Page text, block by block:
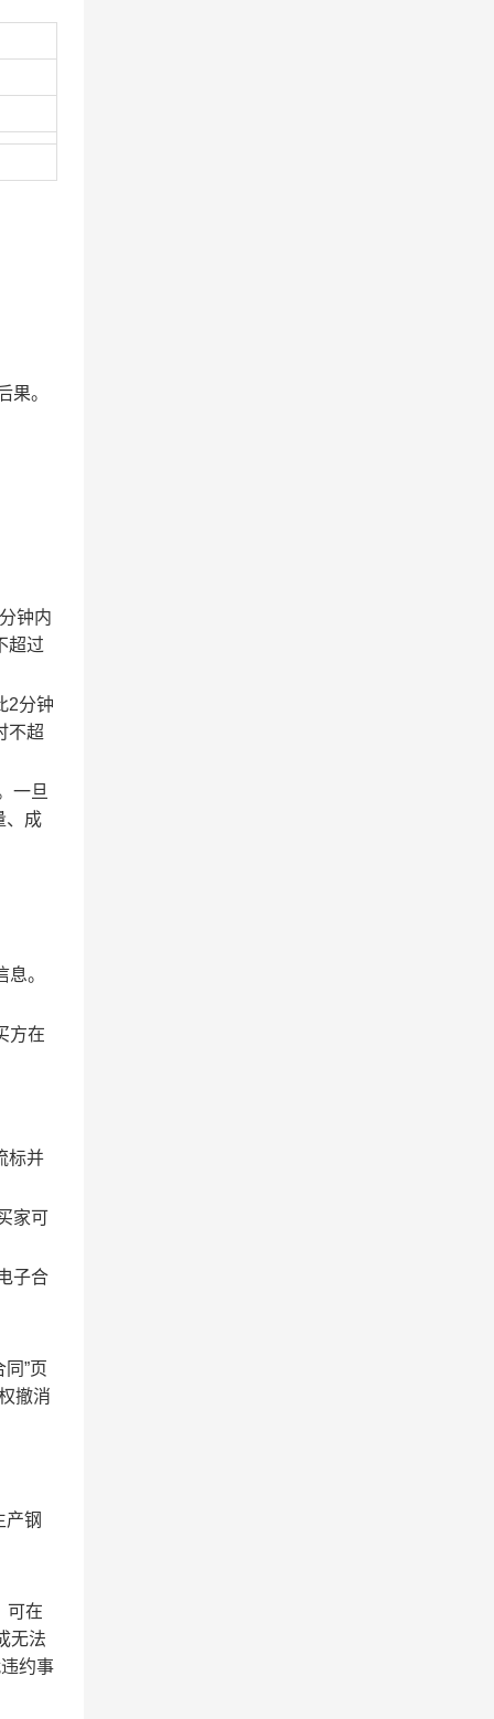
果。
钟内
超过
2分钟
不超
一旦
、成
。
方在
标并
家可
子合
”页
撤消
钢
可在
无法
约事